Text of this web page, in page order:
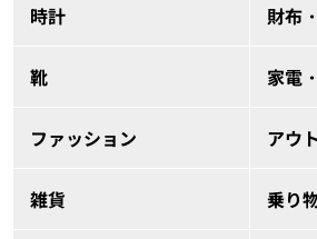
時計 財布
靴 家電
ファッション アウ
雑貨 乗り